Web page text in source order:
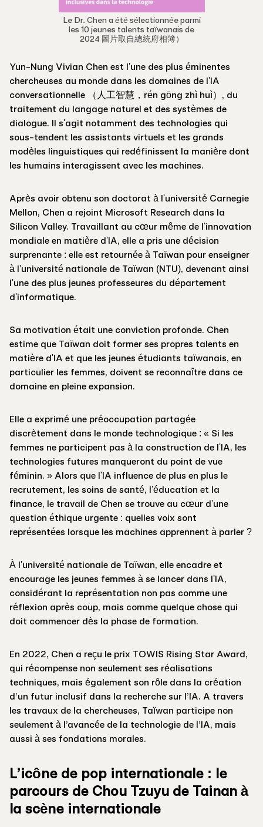
Le Dr. Chen a été sélectionnée parmi
les 10 jeunes talents taïwanais de
2024 圖片取自總統府相簿）
Yun-Nung Vivian Chen est l'une des plus éminentes
chercheuses au monde dans les domaines de l'IA
conversationnelle （人工智慧，rén gōng zhì huì）, du
traitement du langage naturel et des systèmes de
dialogue. Il s'agit notamment des technologies qui
sous-tendent les assistants virtuels et les grands
modèles linguistiques qui redéfinissent la manière dont
les humains interagissent avec les machines.
Après avoir obtenu son doctorat à l'université Carnegie
Mellon, Chen a rejoint Microsoft Research dans la
Silicon Valley. Travaillant au cœur même de l'innovation
mondiale en matière d'IA, elle a pris une décision
surprenante : elle est retournée à Taïwan pour enseigner
à l'université nationale de Taïwan (NTU), devenant ainsi
l'une des plus jeunes professeures du département
d'informatique.
Sa motivation était une conviction profonde. Chen
estime que Taïwan doit former ses propres talents en
matière d'IA et que les jeunes étudiants taïwanais, en
particulier les femmes, doivent se reconnaître dans ce
domaine en pleine expansion.
Elle a exprimé une préoccupation partagée
discrètement dans le monde technologique : « Si les
femmes ne participent pas à la construction de l'IA, les
technologies futures manqueront du point de vue
féminin. » Alors que l'IA influence de plus en plus le
recrutement, les soins de santé, l'éducation et la
finance, le travail de Chen se trouve au cœur d'une
question éthique urgente : quelles voix sont
représentées lorsque les machines apprennent à parler ?
À l'université nationale de Taïwan, elle encadre et
encourage les jeunes femmes à se lancer dans l'IA,
considérant la représentation non pas comme une
réflexion après coup, mais comme quelque chose qui
doit commencer dès la phase de formation.
En 2022, Chen a reçu le prix TOWIS Rising Star Award,
qui récompense non seulement ses réalisations
techniques, mais également son rôle dans la création
d’un futur inclusif dans la recherche sur l’IA. A travers
les travaux de la chercheuses, Taïwan participe non
seulement à l’avancée de la technologie de l’IA, mais
aussi à ses fondations morales.
L’icône de pop internationale : le
parcours de Chou Tzuyu de Tainan à
la scène internationale